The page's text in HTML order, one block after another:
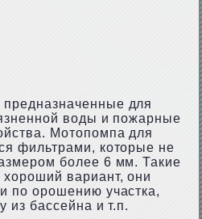
для
воды и пожарные
Мотопомпа для
фильтрами, которые не
более 6 мм. Такие
вариант, они
по орошению участка,
из бассейна и т.п.